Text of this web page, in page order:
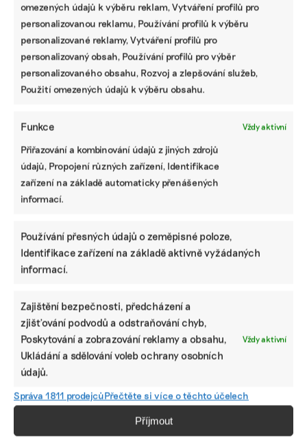
omezených údajů k výběru reklam, Vytváření profilů pro
personalizovanou reklamu, Používání profilů k výběru
personalizované reklamy, Vytváření profilů pro
personalizovaný obsah, Používání profilů pro výběr
personalizovaného obsahu, Rozvoj a zlepšování služeb,
Použití omezených údajů k výběru obsahu.
Funkce Vždy aktivní
Přiřazování a kombinování údajů z jiných zdrojů
údajů, Propojení různých zařízení, Identifikace
zařízení na základě automaticky přenášených
informací.
Používání přesných údajů o zeměpisné poloze,
Identifikace zařízení na základě aktivně vyžádaných
informací.
Zajištění bezpečnosti, předcházení a
zjišťování podvodů a odstraňování chyb,
Poskytování a zobrazování reklamy a obsahu,
Ukládání a sdělování voleb ochrany osobních
údajů.
Vždy aktivní
Správa 1811 prodejcůPřečtěte si více o těchto účelech
Příjmout
První kraje začínají řešit, jak reagovat na
změnu klimatu
Snížení teploty ve městech, zlepšení využívání
srážkových vod, redukce smogu jsou nejčastější cíle,
které se snaží kraje dosáhnout s pomocí zpracování
adaptačních strategií na změnu klimatu. Některé si
Valentina Podlesná 08. května 2021 Zemědělství
strategie,uhlíková stopa, změna klimatu